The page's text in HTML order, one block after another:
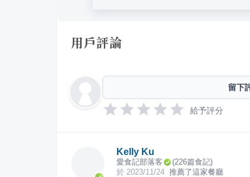
用戶評論
留下
給予評分
Kelly Ku
愛食記部落客 (226篇食記)
於 2023/11/24 推薦了這家餐廳